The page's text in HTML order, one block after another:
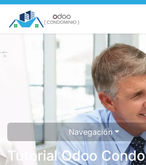
Navegación
Tutorial Odoo